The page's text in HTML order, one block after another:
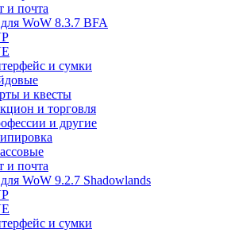
и почта
WoW 8.3.7 BFA
и сумки
и квесты
и торговля
и другие
и почта
WoW 9.2.7 Shadowlands
и сумки